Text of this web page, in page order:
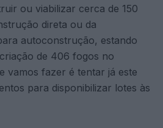
ou viabilizar cerca de 150
direta ou da
autoconstrução, estando
de 406 fogos no
vamos fazer é tentar já este
para disponibilizar lotes às